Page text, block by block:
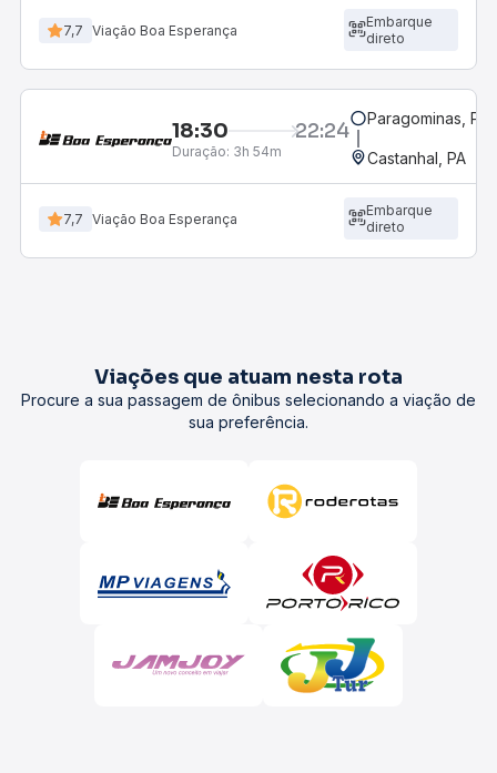
7,7 Viação Boa Esperança
Embarque
direto
18:30 22:24
Duração: 3h 54m
Paragominas, PA
Castanhal, PA
7,7 Viação Boa Esperança
Embarque
direto
Viações que atuam nesta rota
Procure a sua passagem de ônibus selecionando a viação de
sua preferência.